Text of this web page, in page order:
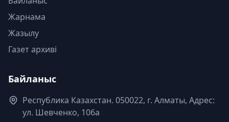
Жарнама
Жазылу
Газет архиві
Байланыс
Республика Казахстан. 050022, г. Алматы, Адрес:
ул. Шевченко, 106а